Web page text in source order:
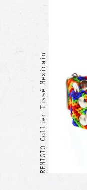
REMIGIO Collier Tissé Mexicain